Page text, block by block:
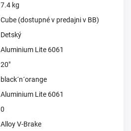
7.4 kg
Cube (dostupné v predajni v BB)
Detský
Aluminium Lite 6061
20"
black´n´orange
Aluminium Lite 6061
0
Alloy V-Brake